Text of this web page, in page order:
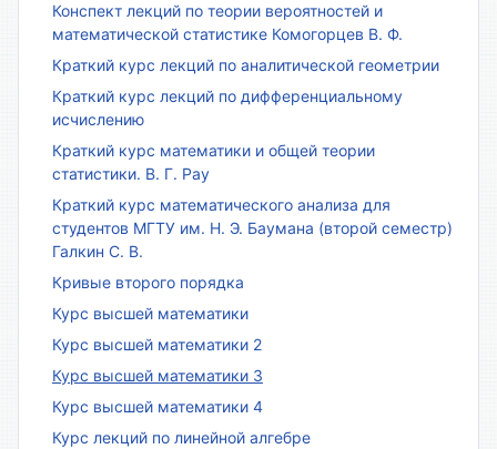
Конспект лекций по теории вероятностей и
математической статистике Комогорцев В. Ф.
Краткий курс лекций по аналитической геометрии
Краткий курс лекций по дифференциальному
исчислению
Краткий курс математики и общей теории
статистики. В. Г. Рау
Краткий курс математического анализа для
студентов МГТУ им. Н. Э. Баумана (второй семестр)
Галкин С. В.
Кривые второго порядка
Курс высшей математики
Курс высшей математики 2
Курс высшей математики 3
Курс высшей математики 4
Курс лекций по линейной алгебре